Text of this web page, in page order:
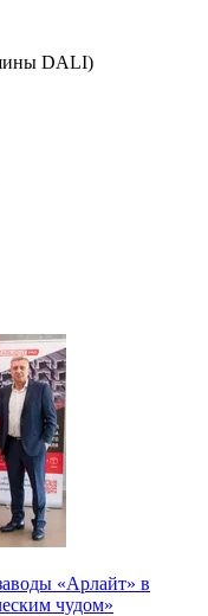
DALI)
«Арлайт» в
чудом»